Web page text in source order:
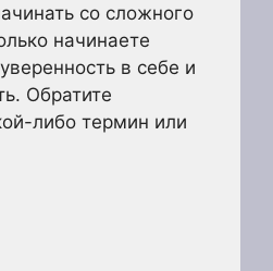
со сложного
начинаете
в себе и
Обратите
либо термин или